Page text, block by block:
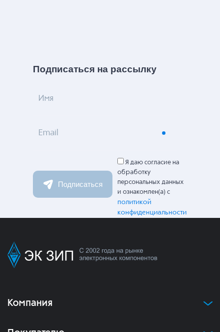
Подписаться на рассылку
Имя
Email
Подписаться
Я даю согласие на
обработку
персональных данных
и ознакомлен(а) с
политикой
конфиденциальности
Компания